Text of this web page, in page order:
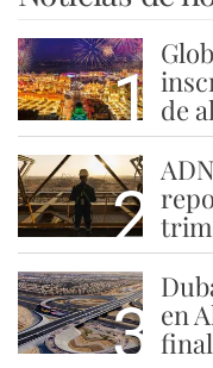
1 de
2
3 en